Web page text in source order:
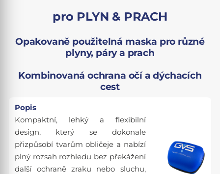
pro PLYN & PRACH
Opakovaně použitelná maska pro různé
plyny, páry a prach
Kombinovaná ochrana očí a dýchacích
cest
Popis
Kompaktní, lehký a flexibilní
design, který se dokonale
přizpůsobí tvarům obličeje a nabízí
plný rozsah rozhledu bez překážení
další ochraně zraku nebo sluchu,